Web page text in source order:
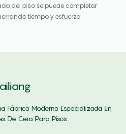
del piso se puede completar
tiempo y esfuerzo.
Fábrica Moderna Especializada En
De Cera Para Pisos.